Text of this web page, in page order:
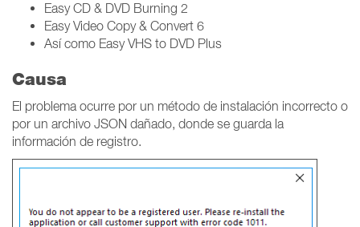
Easy CD & DVD Burning 2
Easy Video Copy & Convert 6
Así como Easy VHS to DVD Plus
Causa
El problema ocurre por un método de instalación incorrecto o
por un archivo JSON dañado, donde se guarda la
información de registro.